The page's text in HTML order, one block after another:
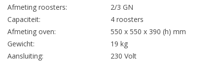
Afmeting roosters:
2/3 GN
Capaciteit:
4 roosters
Afmeting oven:
550 x 550 x 390 (h) mm
Gewicht:
19 kg
Aansluiting:
230 Volt